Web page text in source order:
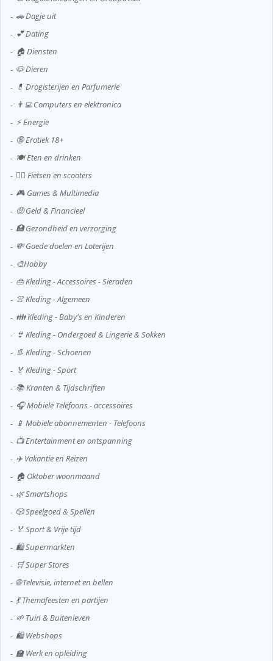
🚗 Dagje uit
💕 Dating
🏠 Diensten
🐶 Dieren
💊 Drogisterijen en Parfumerie
👨‍💻 Computers en elektronica
⚡ Energie
🔞 Erotiek 18+
🍽️ Eten en drinken
🚴‍♂️ Fietsen en scooters
🎮 Games & Multimedia
🤑 Geld & Financieel
🏥 Gezondheid en verzorging
💸 Goede doelen en Loterijen
🎨Hobby
👜 Kleding - Accessoires - Sieraden
👚 Kleding - Algemeen
👪 Kleding - Baby's en Kinderen
👙 Kleding - Ondergoed & Lingerie & Sokken
👢 Kleding - Schoenen
🏅 Kleding - Sport
📚 Kranten & Tijdschriften
🎧 Mobiele Telefoons - accessoires
📱 Mobiele abonnementen - Telefoons
📺 Entertainment en ontspanning
✈️ Vakantie en Reizen
🏠 Oktober woonmaand
🌿 Smartshops
🎲 Speelgoed & Spellen
🏅 Sport & Vrije tijd
🛍️ Supermarkten
🛒 Super Stores
🌐 Televisie, internet en bellen
💃 Themafeesten en partijen
🌱 Tuin & Buitenleven
🛍️ Webshops
🏫 Werk en opleiding